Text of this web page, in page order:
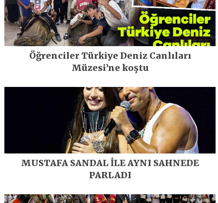
Öğrenciler Türkiye Deniz Canlıları
Müzesi’ne koştu
MUSTAFA SANDAL İLE AYNI SAHNEDE
PARLADI